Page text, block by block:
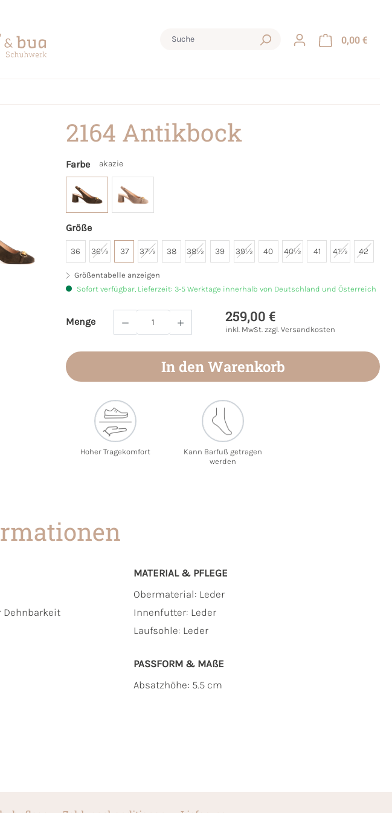
0,00 €
2164 Antikbock
Farbe akazie
Größe
36 36½ 37 37½ 38 38½ 39 39½ 40 40½ 41 41½ 42
Größentabelle anzeigen
Sofort verfügbar, Lieferzeit: 3-5 Werktage innerhalb von Deutschland und Österreich
Menge
Produkt Anzahl: Gib den gewünschten Wert ein
259,00 €
inkl. MwSt. zzgl. Versandkosten
In den Warenkorb
Hoher Tragekomfort
Kann Barfuß getragen
werden
MATERIAL & PFLEGE
Obermaterial: Leder
Innenfutter: Leder
Laufsohle: Leder
PASSFORM & MAẞE
Absatzhöhe: 5.5 cm